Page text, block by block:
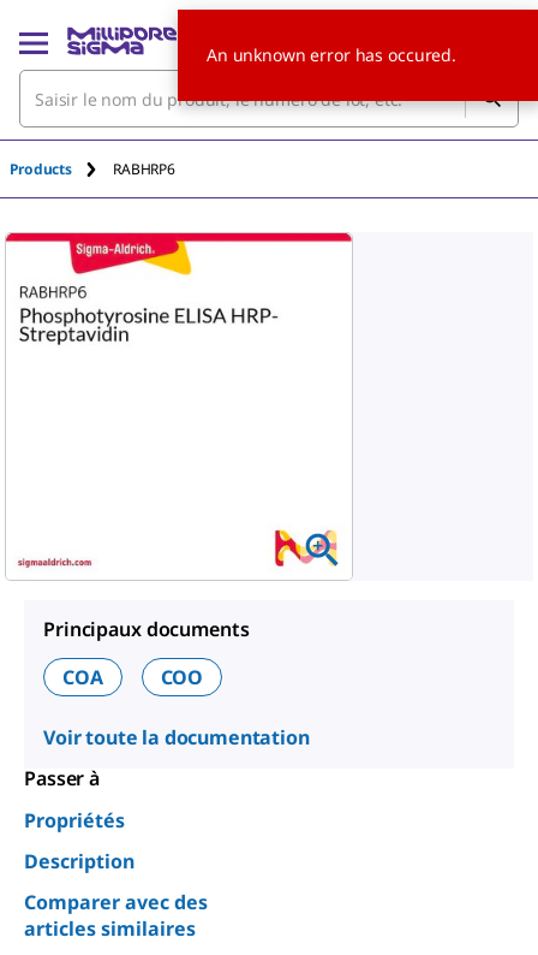
Products RABHRP6
Principaux documents
COA
COO
Voir toute la documentation
Passer à
Propriétés
Description
Comparer avec des
articles similaires
An unknown error has occured.